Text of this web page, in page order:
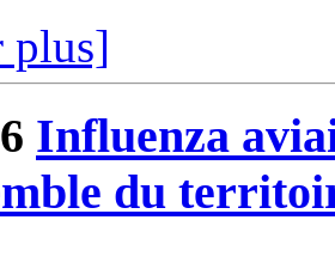
plus]
Influenza
du